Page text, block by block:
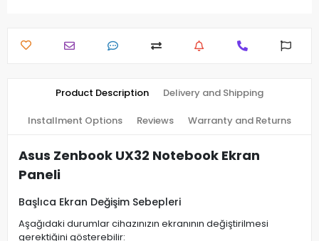
Product Description Delivery and Shipping
Installment Options Reviews Warranty and Returns
Asus Zenbook UX32 Notebook Ekran
Paneli
Başlıca Ekran Değişim Sebepleri
Aşağıdaki durumlar cihazınızın ekranının değiştirilmesi
gerektiğini gösterebilir: